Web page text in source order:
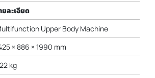
ยละเอียด
Upper Body Machine
× 886 × 1990 mm
kg